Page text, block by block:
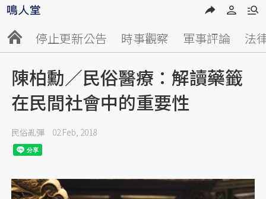
停止更新公告 時事觀察 軍事評論 法
陳柏勳／民俗醫療：解讀藥籤
在民間社會中的重要性
民俗亂彈 02 Feb, 2018